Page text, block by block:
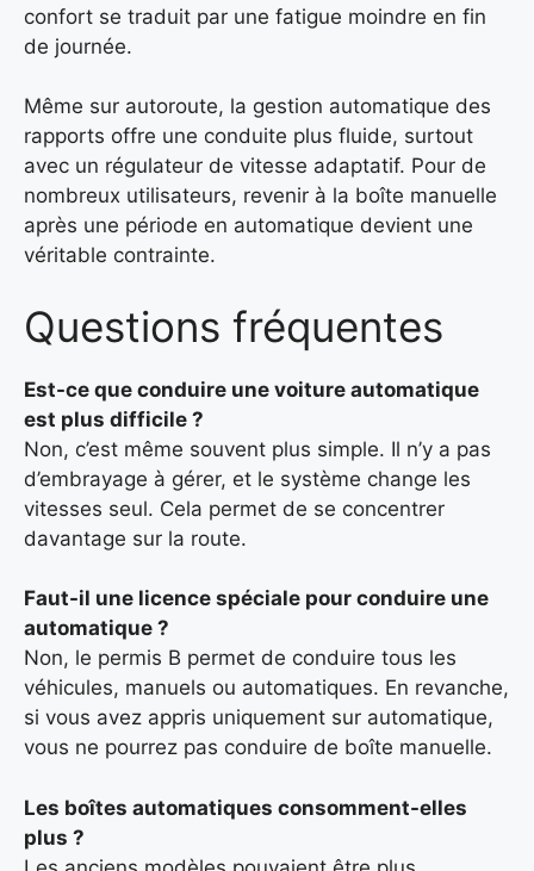
confort se traduit par une fatigue moindre en fin
de journée.
Même sur autoroute, la gestion automatique des
rapports offre une conduite plus fluide, surtout
avec un régulateur de vitesse adaptatif. Pour de
nombreux utilisateurs, revenir à la boîte manuelle
après une période en automatique devient une
véritable contrainte.
Questions fréquentes
Est-ce que conduire une voiture automatique
est plus difficile ?
Non, c’est même souvent plus simple. Il n’y a pas
d’embrayage à gérer, et le système change les
vitesses seul. Cela permet de se concentrer
davantage sur la route.
Faut-il une licence spéciale pour conduire une
automatique ?
Non, le permis B permet de conduire tous les
véhicules, manuels ou automatiques. En revanche,
si vous avez appris uniquement sur automatique,
vous ne pourrez pas conduire de boîte manuelle.
Les boîtes automatiques consomment-elles
plus ?